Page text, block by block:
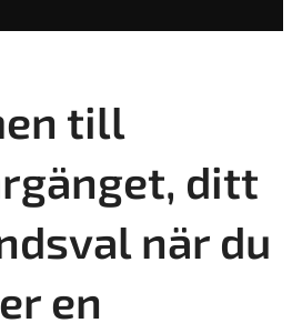
till
ditt
när du
en